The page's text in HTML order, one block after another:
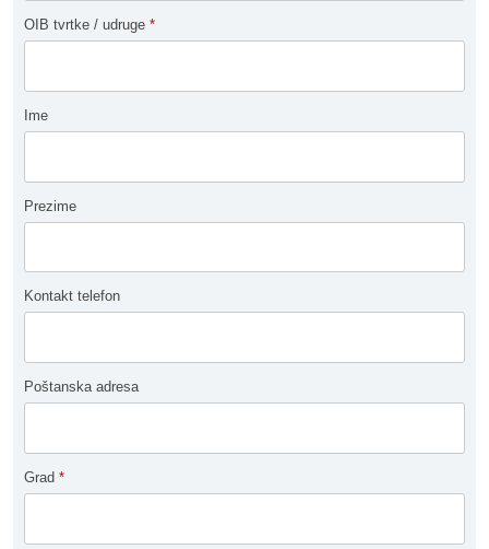
OIB tvrtke / udruge *
Ime
Prezime
Kontakt telefon
Poštanska adresa
Grad *